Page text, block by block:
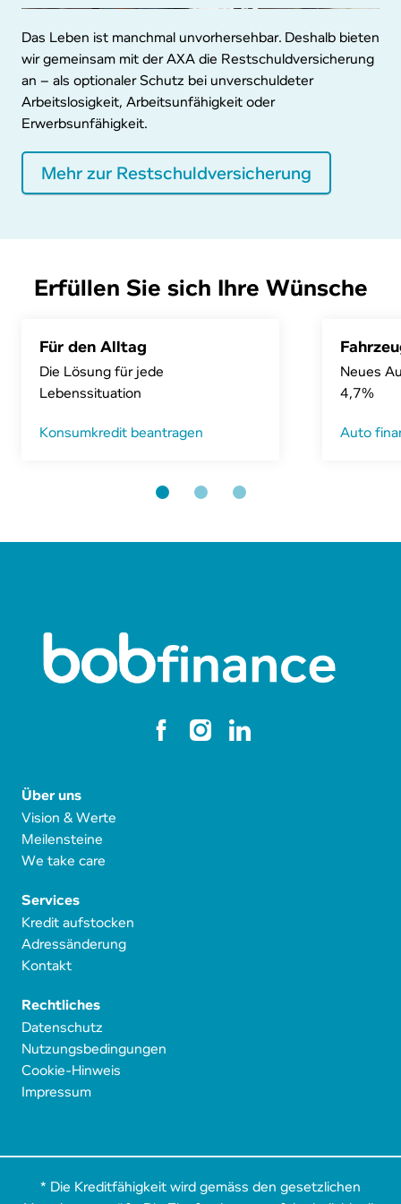
Das Leben ist manchmal unvorhersehbar. Deshalb bieten
wir gemeinsam mit der AXA die Restschuldversicherung
an – als optionaler Schutz bei unverschuldeter
Arbeitslosigkeit, Arbeitsunfähigkeit oder
Erwerbsunfähigkeit.
Mehr zur Restschuldversicherung
Erfüllen Sie sich Ihre Wünsche
Für den Alltag
Die Lösung für jede
Lebenssituation
Konsumkredit beantragen
Neues
4,7%
Auto
Über uns
Vision & Werte
Meilensteine
We take care
Services
Kredit aufstocken
Adressänderung
Kontakt
Rechtliches
Datenschutz
Nutzungsbedingungen
Cookie-Hinweis
Impressum
* Die Kreditfähigkeit wird gemäss den gesetzlichen